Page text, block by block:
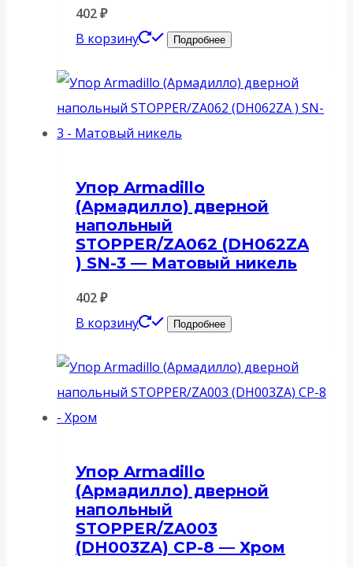
402₽
В корзину
Подробнее
Упор Armadillo
(Армадилло) дверной
напольный
STOPPER/ZA062 (DH062ZA
) SN-3 — Матовый никель
402₽
В корзину
Подробнее
Упор Armadillo
(Армадилло) дверной
напольный
STOPPER/ZA003
(DH003ZA) CP-8 — Хром